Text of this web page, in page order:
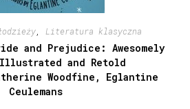
Literatura klasyczna
and Prejudice: Awesomely
and Retold
Woodfine, Eglantine
Ceulemans